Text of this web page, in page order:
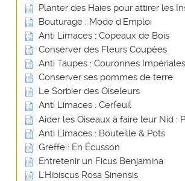
Planter des Haies pour attirer les
Bouturage : Mode d'Emploi
Anti Limaces : Copeaux de Bois
Conserver des Fleurs Coupées
Anti Taupes : Couronnes Impériales
Conserver ses pommes de terre
Le Sorbier des Oiseleurs
Anti Limaces : Cerfeuil
Aider les Oiseaux à faire leur Nid :
Anti Limaces : Bouteille & Pots
Greffe : En Écusson
Entretenir un Ficus Benjamina
L'Hibiscus Rosa Sinensis